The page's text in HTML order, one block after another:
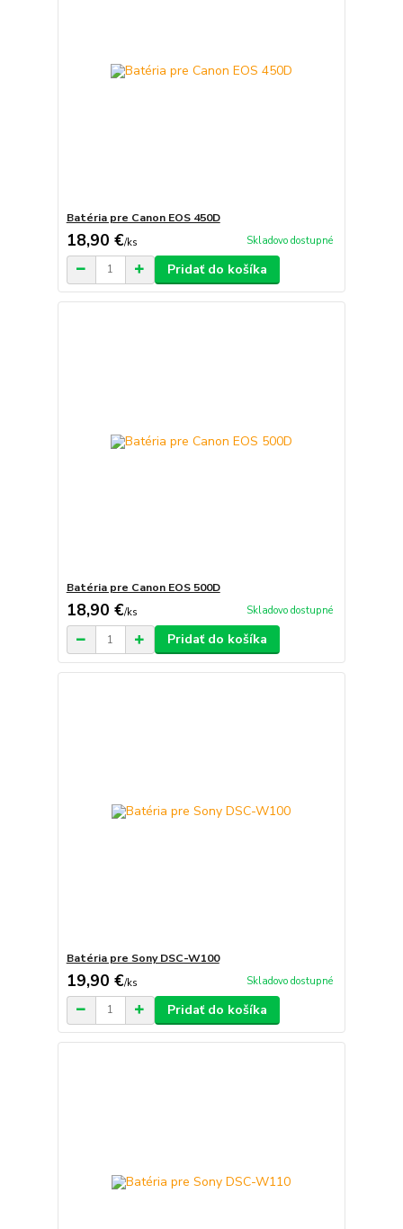
Batéria pre Canon EOS 450D
18,90 €/ks Skladovo dostupné
Pridať do košíka
Batéria pre Canon EOS 500D
18,90 €/ks Skladovo dostupné
Pridať do košíka
Batéria pre Sony DSC-W100
19,90 €/ks Skladovo dostupné
Pridať do košíka